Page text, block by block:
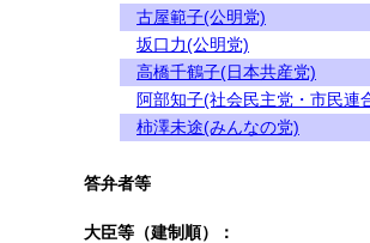
古屋範子(公明党)
坂口力(公明党)
高橋千鶴子(日本共産党)
阿部知子(社会民主党・市民連
柿澤未途(みんなの党)
答弁者等
大臣等（建制順）：